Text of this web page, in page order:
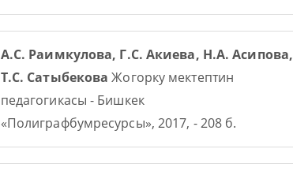
А.С. Раимкулова, Г.С. Акиева, Н.А. Асипова,
Т.С. Сатыбекова Жогорку мектептин
педагогикасы - Бишкек
«Полиграфбумресурсы», 2017, - 208 б.